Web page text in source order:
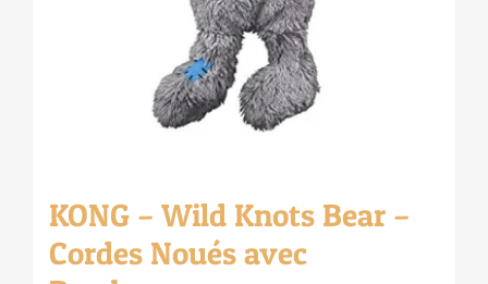
KONG – Wild Knots Bear –
Cordes Noués avec